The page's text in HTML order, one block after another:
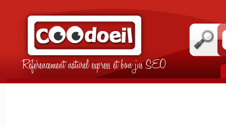
Référencement naturel express et bon jus SEO